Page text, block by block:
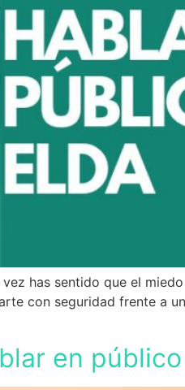
has sentido que el
con seguridad frente a
en público